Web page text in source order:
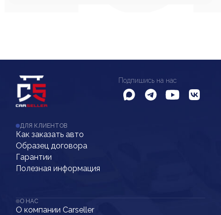
Подпишись на нас
ДЛЯ КЛИЕНТОВ
Как заказать авто
Образец договора
Гарантии
Полезная информация
О НАС
О компании Carseller